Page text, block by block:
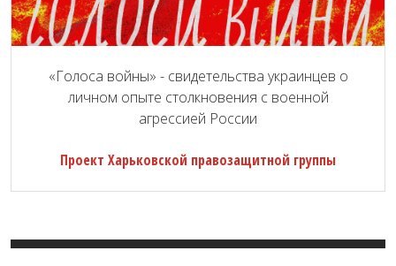
«Голоса войны» - свидетельства украинцев о
личном опыте столкновения с военной
агрессией России
Проект Харьковской правозащитной группы